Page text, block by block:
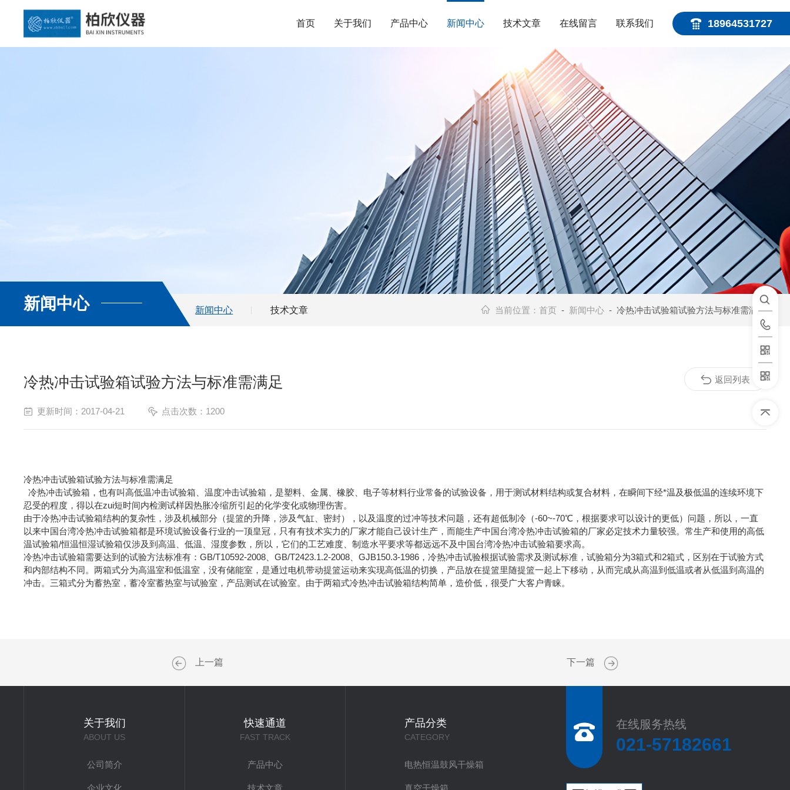
18964531727
首页 关于我们 产品中心 新闻中心 技术文章 在线留言 联系我们
新闻中心 新闻中心 技术文章 当前位置： 首页 - 新闻中心- 冷热冲击试验箱试验方法与标准需满足
冷热冲击试验箱试验方法与标准需满足
更新时间：2017-04-21 点击次数：1200
冷热冲击试验箱试验方法与标准需满足
冷热冲击试验箱，也有叫高低温冲击试验箱、温度冲击试验箱，是塑料、金属、橡胶、电子等材料行业常备的试验设备，用于测试材料结构或复合材料，在瞬间下经*温及极低温的连续环境下
忍受的程度，得以在zui短时间内检测试样因热胀冷缩所引起的化学变化或物理伤害。
由于冷热冲击试验箱结构的复杂性，涉及机械部分（提篮的升降，涉及气缸、密封），以及温度的过冲等技术问题，还有超低制冷（-60~-70℃，根据要求可以设计的更低）问题，所以，一直
以来中国台湾冷热冲击试验箱都是环境试验设备行业的一顶皇冠，只有有技术实力的厂家才能自己设计生产，而能生产中国台湾冷热冲击试验箱的厂家必定技术力量较强。常生产和使用的高低
温试验箱/恒温恒湿试验箱仅涉及到高温、低温、湿度参数，所以，它们的工艺难度、制造水平要求等都远远不及中国台湾冷热冲击试验箱要求高。
冷热冲击试验箱需要达到的试验方法标准有：GB/T10592-2008、GB/T2423.1.2-2008、GJB150.3-1986，冷热冲击试验根据试验需求及测试标准，试验箱分为3箱式和2箱式，区别在于试验方式
和内部结构不同。两箱式分为高温室和低温室，没有储能室，是通过电机带动提篮运动来实现高低温的切换，产品放在提篮里随提篮一起上下移动，从而完成从高温到低温或者从低温到高温的
冲击。三箱式分为蓄热室，蓄冷室蓄热室与试验室，产品测试在试验室。由于两箱式冷热冲击试验箱结构简单，造价低，很受广大客户青睐。
返回列表
上一篇 下一篇
关于我们
ABOUT US
公司简介
企业文化
快速通道
FAST TRACK
产品中心
技术文章
产品分类
CATEGORY
电热恒温鼓风干燥箱
真空干燥箱
在线服务热线
021-57182661